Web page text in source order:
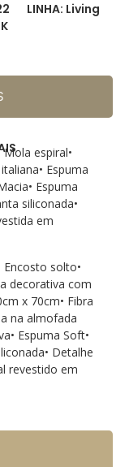
LINHA: Living
espiral•
Espuma
Espuma
siliconada•
em
Encosto solto•
decorativa com
x 70cm• Fibra
na almofada
Espuma Soft•
Detalhe
revestido em